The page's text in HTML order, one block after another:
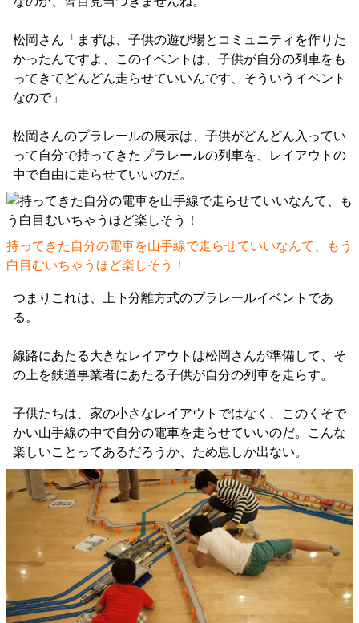
松岡さん「まずは、子供の遊び場とコミュニティを作りた
かったんですよ、このイベントは、子供が自分の列車をも
ってきてどんどん走らせていいんです、そういうイベント
なので」
松岡さんのプラレールの展示は、子供がどんどん入ってい
って自分で持ってきたプラレールの列車を、レイアウトの
中で自由に走らせていいのだ。
持ってきた自分の電車を山手線で走らせていいなんて、もう
白目むいちゃうほど楽しそう！
つまりこれは、上下分離方式のプラレールイベントであ
る。
線路にあたる大きなレイアウトは松岡さんが準備して、そ
の上を鉄道事業者にあたる子供が自分の列車を走らす。
子供たちは、家の小さなレイアウトではなく、このくそで
かい山手線の中で自分の電車を走らせていいのだ。こんな
楽しいことってあるだろうか、ため息しか出ない。